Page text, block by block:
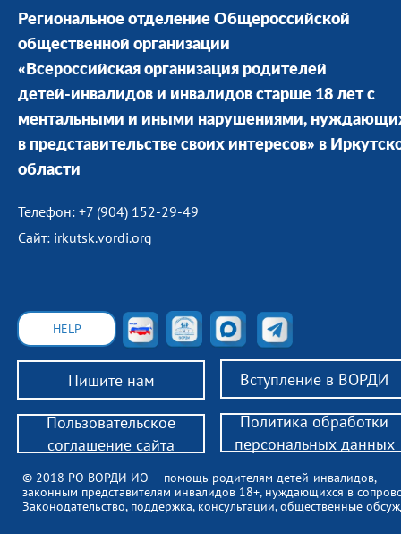
Региональное отделение Общероссийской
общественной организации
«Всероссийская организация родителей
детей-инвалидов и инвалидов старше 18 лет с
ментальными и иными нарушениями,
в представительстве своих интересов» в
области
Телефон: +7 (904) 152-29-49
Сайт: irkutsk.vordi.org
Пишите нам Вступление в ВОРДИ
© 2018 РО ВОРДИ ИО — помощь родителям детей-инвалидов,
законным представителям инвалидов 18+, нуждающихся в
Законодательство, поддержка, консультации, общественные
HELP
Пользовательское
соглашение сайта
Политика обработки
персональных данных